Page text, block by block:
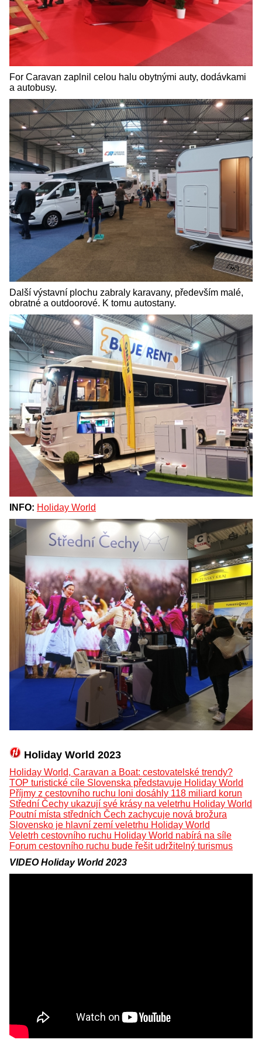
For Caravan zaplnil celou halu obytnými auty, dodávkami
a autobusy.
Další výstavní plochu zabraly karavany, především malé,
obratné a outdoorové. K tomu autostany.
INFO: Holiday World
Holiday World 2023
Holiday World, Caravan a Boat: cestovatelské trendy?
TOP turistické cíle Slovenska představuje Holiday World
Příjmy z cestovního ruchu loni dosáhly 118 miliard korun
Střední Čechy ukazují své krásy na veletrhu Holiday World
Poutní místa středních Čech zachycuje nová brožura
Slovensko je hlavní zemí veletrhu Holiday World
Veletrh cestovního ruchu Holiday World nabírá na síle
Forum cestovního ruchu bude řešit udržitelný turismus
VIDEO Holiday World 2023